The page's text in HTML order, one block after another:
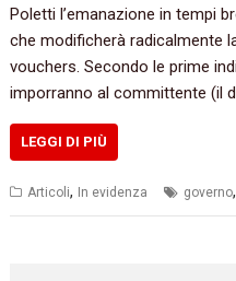
Poletti l’emanazione in tempi
che modificherà radicalmente
vouchers. Secondo le prime
imporranno al committente‭ (‬il
LEGGI DI PIÙ
Articoli, In evidenza governo,